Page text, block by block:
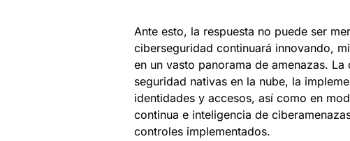
Ante esto, la respuesta no puede ser
ciberseguridad continuará innovando,
en un vasto panorama de amenazas.
seguridad nativas en la nube, la
identidades y accesos, así como en
continua e inteligencia de
controles implementados.